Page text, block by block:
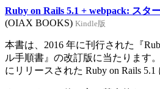
Ruby on Rails 5.1 + webpack: スタ
(OIAX BOOKS) Kindle版
本書は、2016 年に刊行された『
ル手順書』の改訂版に当たります
にリリースされた Ruby on Rails 5.1